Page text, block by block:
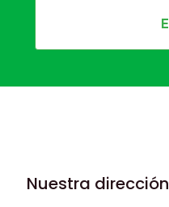
Nuestra dirección